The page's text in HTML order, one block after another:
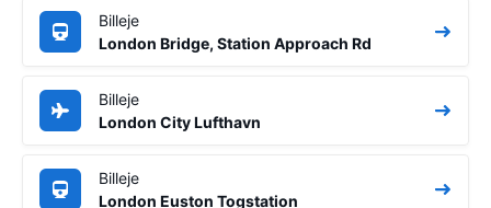
Billeje
London Bridge, Station Approach Rd
Billeje
London City Lufthavn
Billeje
London Euston Togstation